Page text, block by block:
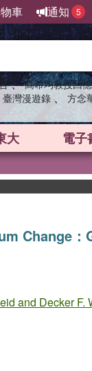
車 通知 5
、 高希均教授回
灣漫遊錄 、 方念
大 電子
Change
and Decker F.